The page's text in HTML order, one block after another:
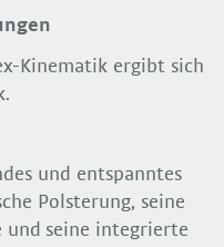
Kinematik ergibt sich
und entspanntes
Polsterung, seine
und seine integrierte